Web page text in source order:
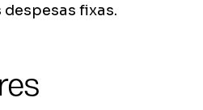
fixas.